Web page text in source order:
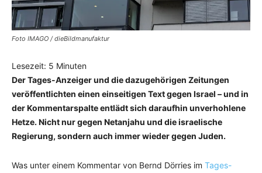
Foto IMAGO / dieBildmanufaktur
Lesezeit: 5 Minuten
Der Tages-Anzeiger und die dazugehörigen Zeitungen
veröffentlichten einen einseitigen Text gegen Israel – und in
der Kommentarspalte entlädt sich daraufhin unverhohlene
Hetze. Nicht nur gegen Netanjahu und die israelische
Regierung, sondern auch immer wieder gegen Juden.
Was unter einem Kommentar von Bernd Dörries im Tages-